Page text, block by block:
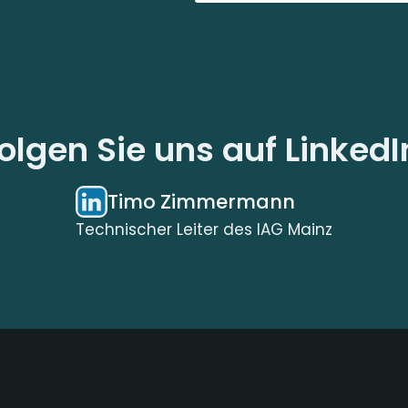
Sie uns auf
Timo Zimmermann
Technischer Leiter des IAG Mainz